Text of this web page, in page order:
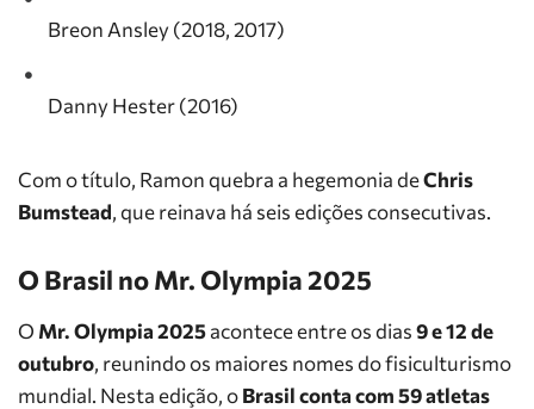
Breon Ansley (2018, 2017)
Danny Hester (2016)
Com o título, Ramon quebra a hegemonia deChris
Bumstead, que reinava há seis edições consecutivas.
O Brasil no Mr. Olympia 2025
O Mr. Olympia 2025acontece entre os dias9 e 12 de
outubro, reunindo os maiores nomes do fisiculturismo
mundial. Nesta edição, oBrasil conta com 59 atletas